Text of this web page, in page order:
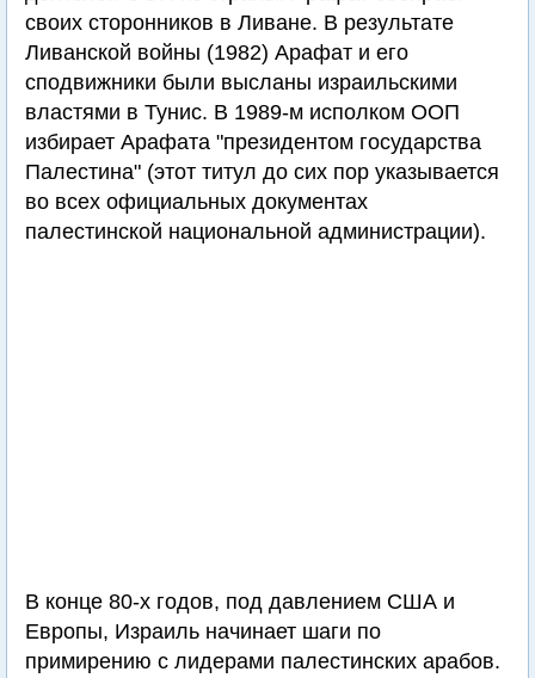
своих сторонников в Ливане. В результате
Ливанской войны (1982) Арафат и его
сподвижники были высланы израильскими
властями в Тунис. В 1989-м исполком ООП
избирает Арафата "президентом государства
Палестина" (этот титул до сих пор указывается
во всех официальных документах
палестинской национальной администрации).
В конце 80-х годов, под давлением США и
Европы, Израиль начинает шаги по
примирению с лидерами палестинских арабов.